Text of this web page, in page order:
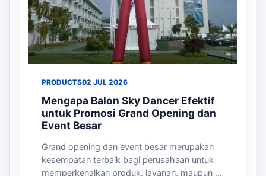
PRODUCTS02 JUL 2026
Mengapa Balon Sky Dancer Efektif
untuk Promosi Grand Opening dan
Event Besar
Grand opening dan event besar merupakan
kesempatan terbaik bagi perusahaan untuk
memperkenalkan produk, layanan, maupun ...